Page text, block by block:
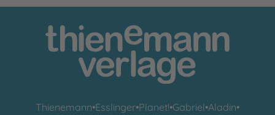
Thienemann•Esslinger•Planet!•Gabriel•Aladin•